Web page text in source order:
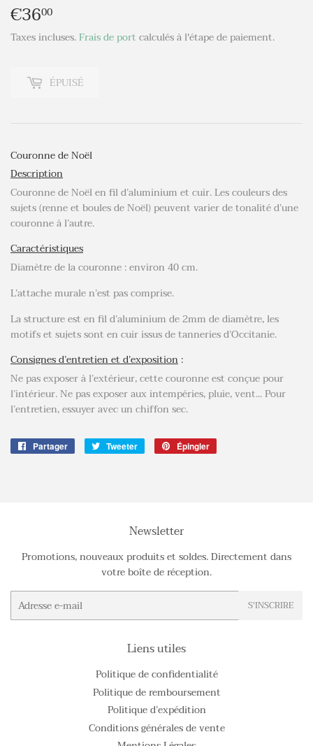
€3600
Taxes incluses.Frais de port calculés à l'étape de paiement.
ÉPUISÉ
Couronne de Noël
Description
Couronne de Noël en fil d’aluminium et cuir. Les couleurs des
sujets (renne et boules de Noël) peuvent varier de tonalité d’une
couronne à l’autre.
Caractéristiques
Diamètre de la couronne : environ 40 cm.
L’attache murale n’est pas comprise.
La structure est en fil d’aluminium de 2mm de diamètre, les
motifs et sujets sont en cuir issus de tanneries d’Occitanie.
Consignes d’entretien et d’exposition :
Ne pas exposer à l’extérieur, cette couronne est conçue pour
l’intérieur. Ne pas exposer aux intempéries, pluie, vent... Pour
l’entretien, essuyer avec un chiffon sec.
Partager
PartagerTweeter
Tweeter
Épingler
Newsletter
Promotions, nouveaux produits et soldes. Directement dans
votre boîte de réception.
mails
S'INSCRIRE
Liens utiles
Politique de confidentialité
Politique de remboursement
Politique d’expédition
Conditions générales de vente